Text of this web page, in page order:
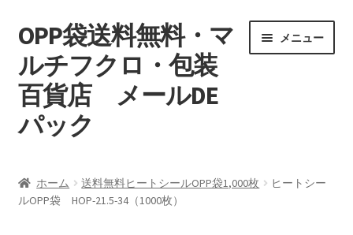
ナ
ビ
ゲ
ー
シ
ョ
ス
キ
コ
ン
テ
ン
ツ
へ
ッ
プ
OPP袋送料無料・マ
ルチフクロ・包装
百貨店 メールDE
パック
メニュー
支払い
ホーム 送料無料ヒートシールOPP袋1,000枚
ヒートシー
ルOPP袋 HOP-21.5-34（1000枚）